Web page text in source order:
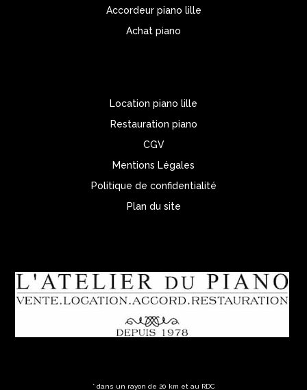
Accordeur piano lille
Achat piano
Location piano lille
Restauration piano
CGV
Mentions Légales
Politique de confidentialité
Plan du site
* dans un rayon de 20 km et au RDC